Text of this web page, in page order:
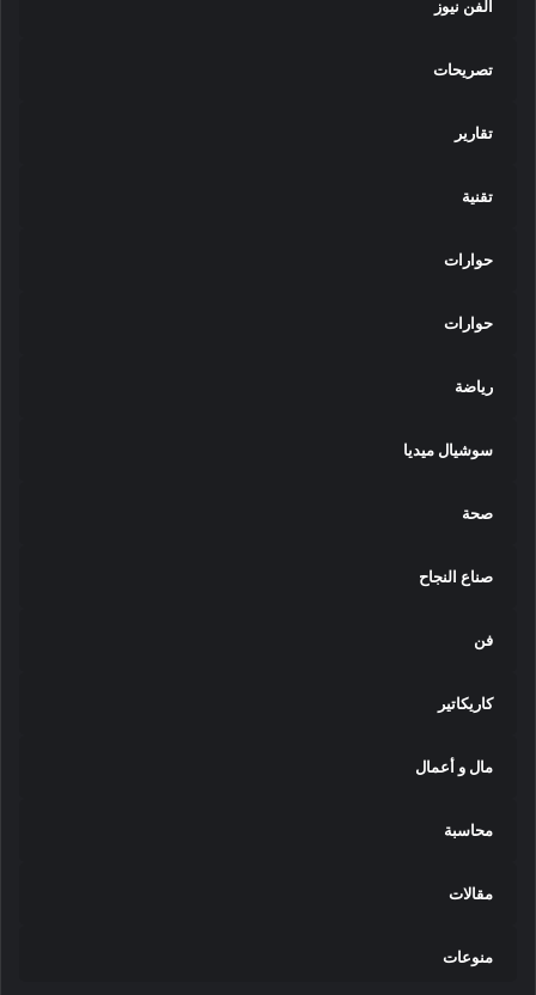
الفن نيوز
تصريحات
تقارير
تقنية
حوارات
حوارات
رياضة
سوشيال ميديا
صحة
صناع النجاح
فن
كاريكاتير
مال و أعمال
محاسبة
مقالات
منوعات